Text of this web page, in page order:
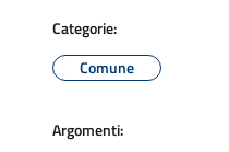
Categorie:
Comune
Argomenti: